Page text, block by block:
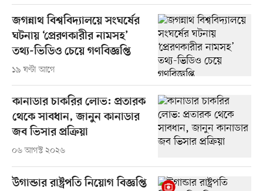
জগন্নাথ বিশ্ববিদ্যালয়ে সংঘর্ষের
ঘটনায় ‘প্রেরণকারীর নামসহ’
তথ্য-ভিডিও চেয়ে গণবিজ্ঞপ্তি
১৯ ঘণ্টা আগে
কানাডার চাকরির লোভ: প্রতারক
থেকে সাবধান, জানুন কানাডার
জব ভিসার প্রক্রিয়া
০৬ আগস্ট ২০২৬
উগান্ডার রাষ্ট্রপতি নিয়োগ বিজ্ঞপ্তি